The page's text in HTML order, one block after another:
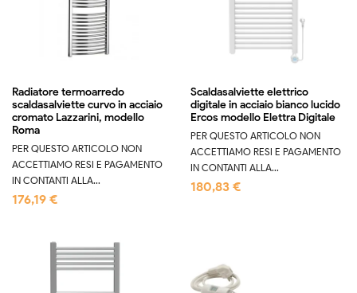
Radiatore termoarredo
scaldasalviette curvo in acciaio
cromato Lazzarini, modello
Roma
PER QUESTO ARTICOLO NON
ACCETTIAMO RESI E PAGAMENTO
IN CONTANTI ALLA...
176,19 €
Scaldasalviette elettrico
digitale in acciaio bianco lucido
Ercos modello Elettra Digitale
PER QUESTO ARTICOLO NON
ACCETTIAMO RESI E PAGAMENTO
IN CONTANTI ALLA...
180,83 €